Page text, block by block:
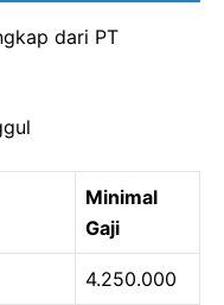
dari PT
Minimal
Gaji
4.250.000